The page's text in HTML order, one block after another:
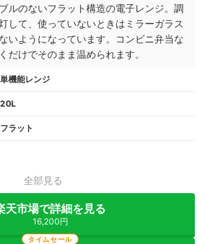
ルのないフラット構造の電子レンジ。調
して、使っていないときはミラーガラス
いようになっています。
コンビニ弁当な
だけでそのまま温められます。
単機能レンジ
20L
フラット
全部見る
天市場で詳細を見る
16,200円
タイムセール